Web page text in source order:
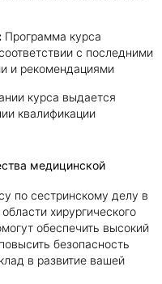
Программа курса
с последними
и рекомендациями
курса выдается
квалификации
медицинской
по сестринскому делу в
хирургического
обеспечить высокий
безопасность
в развитие вашей